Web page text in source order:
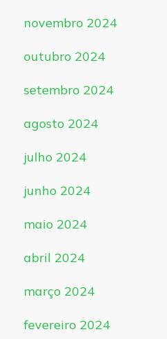
novembro 2024
outubro 2024
setembro 2024
agosto 2024
julho 2024
junho 2024
maio 2024
abril 2024
março 2024
fevereiro 2024